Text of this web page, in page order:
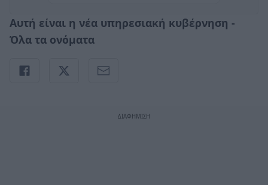
Αυτή είναι η νέα υπηρεσιακή κυβέρνηση -
Όλα τα ονόματα